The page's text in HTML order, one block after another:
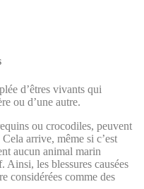
d’êtres vivants qui
ou d’une autre.
ou crocodiles, peuvent
arrive, même si c’est
aucun animal marin
Ainsi, les blessures causées
considérées comme des